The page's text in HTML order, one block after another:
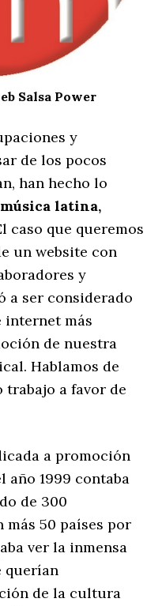
Salsa Power
y
de los pocos
han hecho lo
latina,
caso que queremos
un website con
y
a ser considerado
internet más
de nuestra
Hablamos de
a favor de
a promoción
año 1999 contaba
de 300
más 50 países por
ver la inmensa
querían
de la cultura